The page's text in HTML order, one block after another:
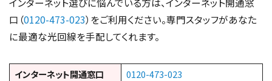
口（0120-473-023）をご利用ください。専門スタッフがあなた
に最適な光回線を手配してくれます。
インターネット開通窓口
0120-473-023